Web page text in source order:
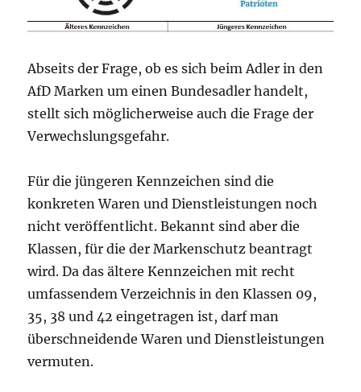
Abseits der Frage, ob es sich beim Adler in den
AfD Marken um einen Bundesadler handelt,
stellt sich möglicherweise auch die Frage der
Verwechslungsgefahr.
Für die jüngeren Kennzeichen sind die
konkreten Waren und Dienstleistungen noch
nicht veröffentlicht. Bekannt sind aber die
Klassen, für die der Markenschutz beantragt
wird. Da das ältere Kennzeichen mit recht
umfassendem Verzeichnis in den Klassen 09,
35, 38 und 42 eingetragen ist, darf man
überschneidende Waren und Dienstleistungen
vermuten.